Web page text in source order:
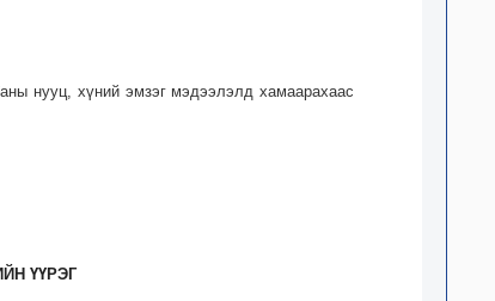
нууц, хүний эмзэг мэдээлэлд хамаарахаас
ҮҮРЭГ